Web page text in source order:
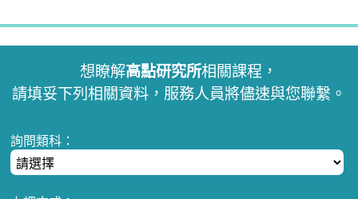
想瞭解高點研究所相關課程，
請填妥下列相關資料，服務人員將儘速與您聯繫。
詢問類科：